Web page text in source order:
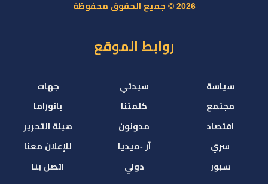
2026 © جميع الحقوق محفوظة
روابط الموقع
سياسة
مجتمع
اقتصاد
سري
سبور
سيدتي
كلمتنا
مدونون
آر -ميديا
دولي
جهات
بانوراما
هيئة التحرير
للإعلان معنا
اتصل بنا